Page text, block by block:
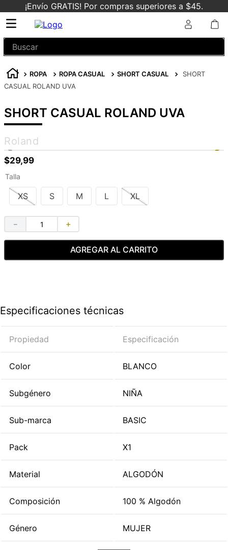
¡Envío GRATIS! Por compras superiores a $45.
Buscar
ROPA ROPA CASUAL SHORT CASUAL
SHORT
CASUAL ROLAND UVA
SHORT CASUAL ROLAND UVA
Roland
$29,99
Talla
XS S M L XL
＋
－
AGREGAR AL CARRITO
Especificaciones técnicas
Propiedad Especificación
Color BLANCO
Subgénero NIÑA
Sub-marca BASIC
Pack X1
Material ALGODÓN
Composición 100 % Algodón
Género MUJER